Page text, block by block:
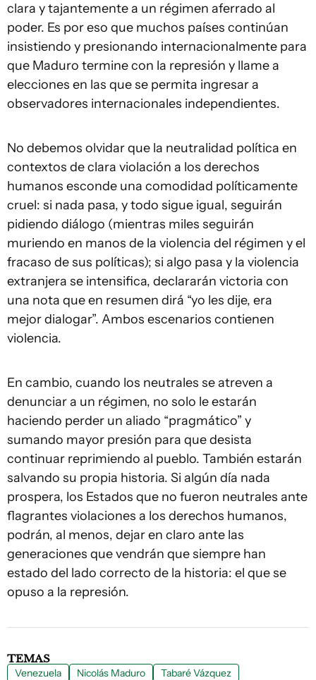
clara y tajantemente a un régimen aferrado al
poder. Es por eso que muchos países continúan
insistiendo y presionando internacionalmente para
que Maduro termine con la represión y llame a
elecciones en las que se permita ingresar a
observadores internacionales independientes.
No debemos olvidar que la neutralidad política en
contextos de clara violación a los derechos
humanos esconde una comodidad políticamente
cruel: si nada pasa, y todo sigue igual, seguirán
pidiendo diálogo (mientras miles seguirán
muriendo en manos de la violencia del régimen y el
fracaso de sus políticas); si algo pasa y la violencia
extranjera se intensifica, declararán victoria con
una nota que en resumen dirá “yo les dije, era
mejor dialogar”. Ambos escenarios contienen
violencia.
En cambio, cuando los neutrales se atreven a
denunciar a un régimen, no solo le estarán
haciendo perder un aliado “pragmático” y
sumando mayor presión para que desista
continuar reprimiendo al pueblo. También estarán
salvando su propia historia. Si algún día nada
prospera, los Estados que no fueron neutrales ante
flagrantes violaciones a los derechos humanos,
podrán, al menos, dejar en claro ante las
generaciones que vendrán que siempre han
estado del lado correcto de la historia: el que se
opuso a la represión.
TEMAS
Venezuela Nicolás Maduro Tabaré Vázquez